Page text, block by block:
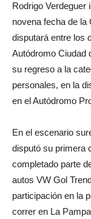
Rodrigo Verdeguer
novena fecha de la
disputará entre los
Autódromo Ciudad
su regreso a la
personales, en la
en el Autódromo
En el escenario
disputó su primera
completado parte
autos VW Gol
participación en la
correr en La